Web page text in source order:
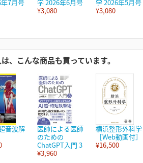
7月号
学 2026年6月号
¥3,080
学 2026年5月号
¥3,080
、こんな商品も買っています。
音波解
医師による医師
のための
ChatGPT入門 3
¥3,960
横浜整形外科学
［Web動画付］
¥16,500